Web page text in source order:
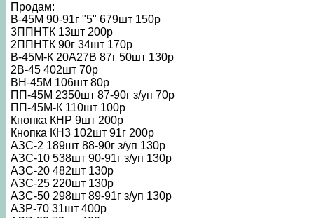
Продам:
В-45М 90-91г "5" 679шт 150р
3ППНТК 13шт 200р
2ППНТК 90г 34шт 170р
В-45М-К 20А27В 87г 50шт 130р
2В-45 402шт 70р
ВН-45М 106шт 80р
ПП-45М 2350шт 87-90г з/уп 70р
ПП-45М-К 110шт 100р
Кнопка КНР 9шт 200р
Кнопка КН3 102шт 91г 200р
АЗС-2 189шт 88-90г з/уп 130р
АЗС-10 538шт 90-91г з/уп 130р
АЗС-20 482шт 130р
АЗС-25 220шт 130р
АЗС-50 298шт 89-91г з/уп 130р
АЗР-70 31шт 400р